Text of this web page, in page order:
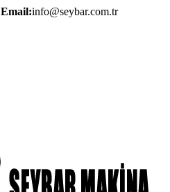
Email:info@seybar.com.tr